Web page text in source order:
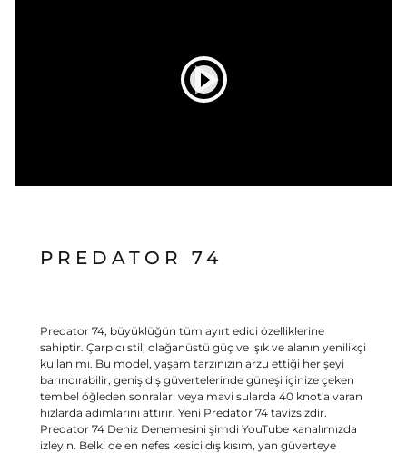
PREDATOR 74
Predator 74, büyüklüğün tüm ayırt edici özelliklerine
sahiptir. Çarpıcı stil, olağanüstü güç ve ışık ve alanın yenilikçi
kullanımı. Bu model, yaşam tarzınızın arzu ettiği her şeyi
barındırabilir, geniş dış güvertelerinde güneşi içinize çeken
tembel öğleden sonraları veya mavi sularda 40 knot'a varan
hızlarda adımlarını attırır. Yeni Predator 74 tavizsizdir.
Predator 74 Deniz Denemesini şimdi YouTube kanalımızda
izleyin. Belki de en nefes kesici dış kısım, yan güverteye